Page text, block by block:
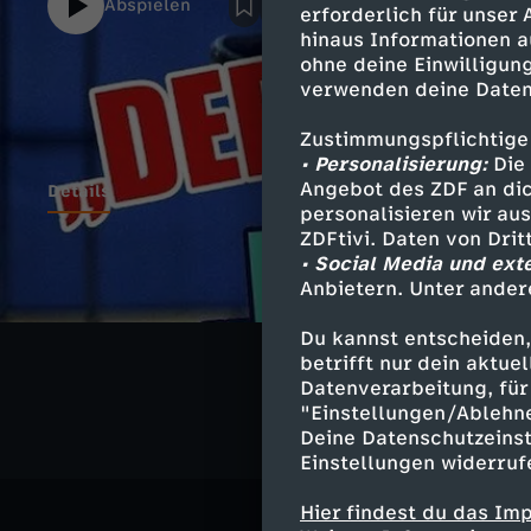
erforderlich für unser
hinaus Informationen
ohne deine
verwenden deine
• Personalisierung:Die
Angebot des ZDF an
personalisieren wir
ZDFtivi. Daten von
• Social Media und
Anbietern. Unter
Du kannst
betrifft nur dein
Datenverarbeitung,
"Einstellungen/
Deine
Einstellungen
Hier findest du das
Unterstützung durch den deutschen
Gewinner von zahlreichen Wrestling-
Jahren im Ring kämpft, bestens in der
Reyst mit in den Ring und zeigt ihm die
zeigt Reyst den berühmten Wrestling-
sich die deutsche Wrestling-Szene
Abspielen
Details
Ähnliche